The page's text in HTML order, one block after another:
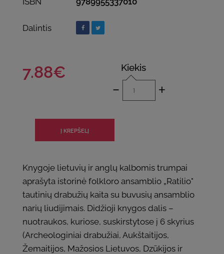
Dalintis
7.88€ Kiekis
- +
Knygoje lietuvių ir anglų kalbomis trumpai
aprašyta istorinė folkloro ansamblio „Ratilio"
tautinių drabužių kaita su buvusių ansamblio
narių liudijimais. Didžioji knygos dalis –
nuotraukos, kuriose, suskirstytose į 6 skyrius
(Archeologiniai drabužiai, Aukštaitijos,
Žemaitijos, Mažosios Lietuvos, Dzūkijos ir